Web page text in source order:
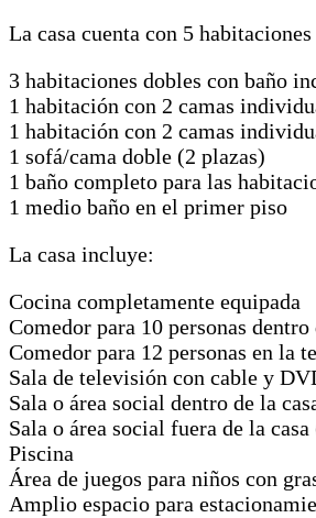
La casa cuenta con 5
3 habitaciones dobles con baño
1 habitación con 2 camas
1 habitación con 2 camas
1 sofá/cama doble (2 plazas)
1 baño completo para las
1 medio baño en el primer piso
La casa incluye:
Cocina completamente equipada
Comedor para 10 personas dentro
Comedor para 12 personas en la
Sala de televisión con cable y
Sala o área social dentro de la
Sala o área social fuera de la
Piscina
Área de juegos para niños con
Amplio espacio para